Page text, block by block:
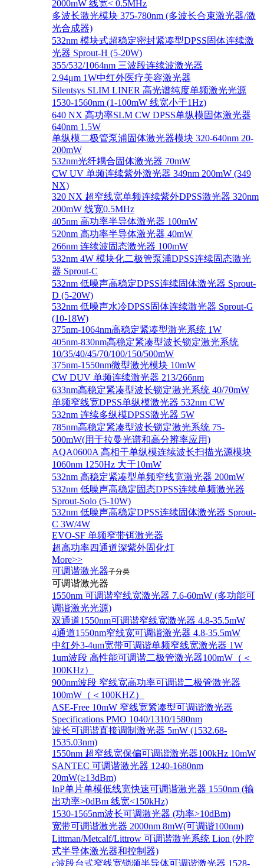
2000mW 线宽< 0.5MHz
多波长激光模块 375-780nm (多波长合束激光器/激
光合成器)
532nm 模块式超稳定密封紧凑型DPSS固体连续激
光器 Sprout-H (5-20W)
355/532/1064nm 三波段连续波激光器
2.94μm 1W中红外医疗美容激光器
Silentsys SLIM LINER 高光谱纯度单频激光光源
1530-1560nm (1-100mW 线宽小于1Hz)
640 NX 高功率SLM CW DPSS单纵模固体激光器
640nm 1.5W
单纵模二极管泵浦固体激光器模块 320-640nm 20-
200mW
532nm光纤耦合固体激光器 70mW
CW UV 单频连续紫外激光器 349nm 200mW (349
NX)
320 NX 超窄线宽单频连续紫外DPSS激光器 320nm
200mW 线宽0.5MHz
405nm 高功率半导体激光器 100mW
520nm 高功率半导体激光器 40mW
266nm 连续波固态激光器 100mW
532nm 4W 模块化二极管泵浦DPSS连续固态激光
器 Sprout-C
532nm 低噪声高稳定DPSS连续固体激光器 Sprout-
D (5-20W)
532nm 低噪声水冷DPSS固体连续激光器 Sprout-G
(10-18W)
375nm-1064nm高稳定紧凑型激光系统 1W
405nm-830nm高稳定紧凑型波长锁定激光系统
10/35/40/45/70/100/150/500mW
375nm-1550nm微型激光模块 10mW
CW DUV 单频连续激光器 213/266nm
633nm高稳定紧凑型波长锁定激光系统 40/70mW
单频窄线宽DPSS单纵模激光器 532nm CW
532nm 连续多纵模DPSS激光器 5W
785nm高稳定紧凑型波长锁定激光系统 75-
500mW(用于拉曼光谱和高分辨率应用)
AQA0600A 高相干单纵模连续波长扫描光源模块
1060nm 1250Hz 大于10mW
532nm 高稳定紧凑型单频窄线宽激光器 200mW
532nm 低噪声高稳定固态DPSS连续单频激光器
Sprout‐Solo (5-10W)
532nm 低噪声高稳定DPSS连续固体激光器 Sprout-
C 3W/4W
EVO-SF 单频窄带铒激光器
超高功率四通道深紫外固化灯
More>>
可调谐激光器子分类
可调谐激光器
1550nm 可调谐窄线宽激光器 7.6-60mW (多功能可
调谐激光光源)
双通道1550nm可调谐窄线宽激光器 4.8-35.5mW
4通道1550nm窄线宽可调谐激光器 4.8-35.5mW
中红外3-4um宽带可调谐单频窄线宽激光器 1W
1um波段 高性能可调谐二极管激光器100mW（＜
100KHz）
900nm波段 窄线宽高功率可调谐二极管激光器
100mW（＜100KHZ）
ASE-Free 10mW 窄线宽紧凑型可调谐激光器
Specifications PMO 1040/1310/1580nm
波长可调谐直接调制激光器 5mW (1532.68-
1535.03nm)
1550nm 超窄线宽保偏可调谐激光器100kHz 10mW
SANTEC 可调谐激光器 1240-1680nm
20mW(≥13dBm)
InP单片单模低线宽快速可调谐激光器 1550nm (输
出功率>0dBm 线宽<150kHz)
1530-1565nm波长可调激光器 (功率>10dBm)
宽带可调谐激光器 2000nm 8mW(可调谐100nm)
Littman/Metcalf/Littrow 可调谐激光系统 Lion (外腔
式半导体激光器和控制器)
c波段台式窄线宽锁频半导体可调谐激光器 1528-